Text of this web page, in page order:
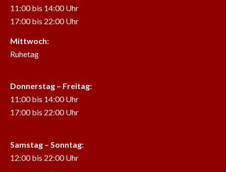
11:00 bis 14:00 Uhr
17:00 bis 22:00 Uhr
Mittwoch:
Ruhetag
Donnerstag – Freitag:
11:00 bis 14:00 Uhr
17:00 bis 22:00 Uhr
Samstag – Sonntag:
12:00 bis 22:00 Uhr